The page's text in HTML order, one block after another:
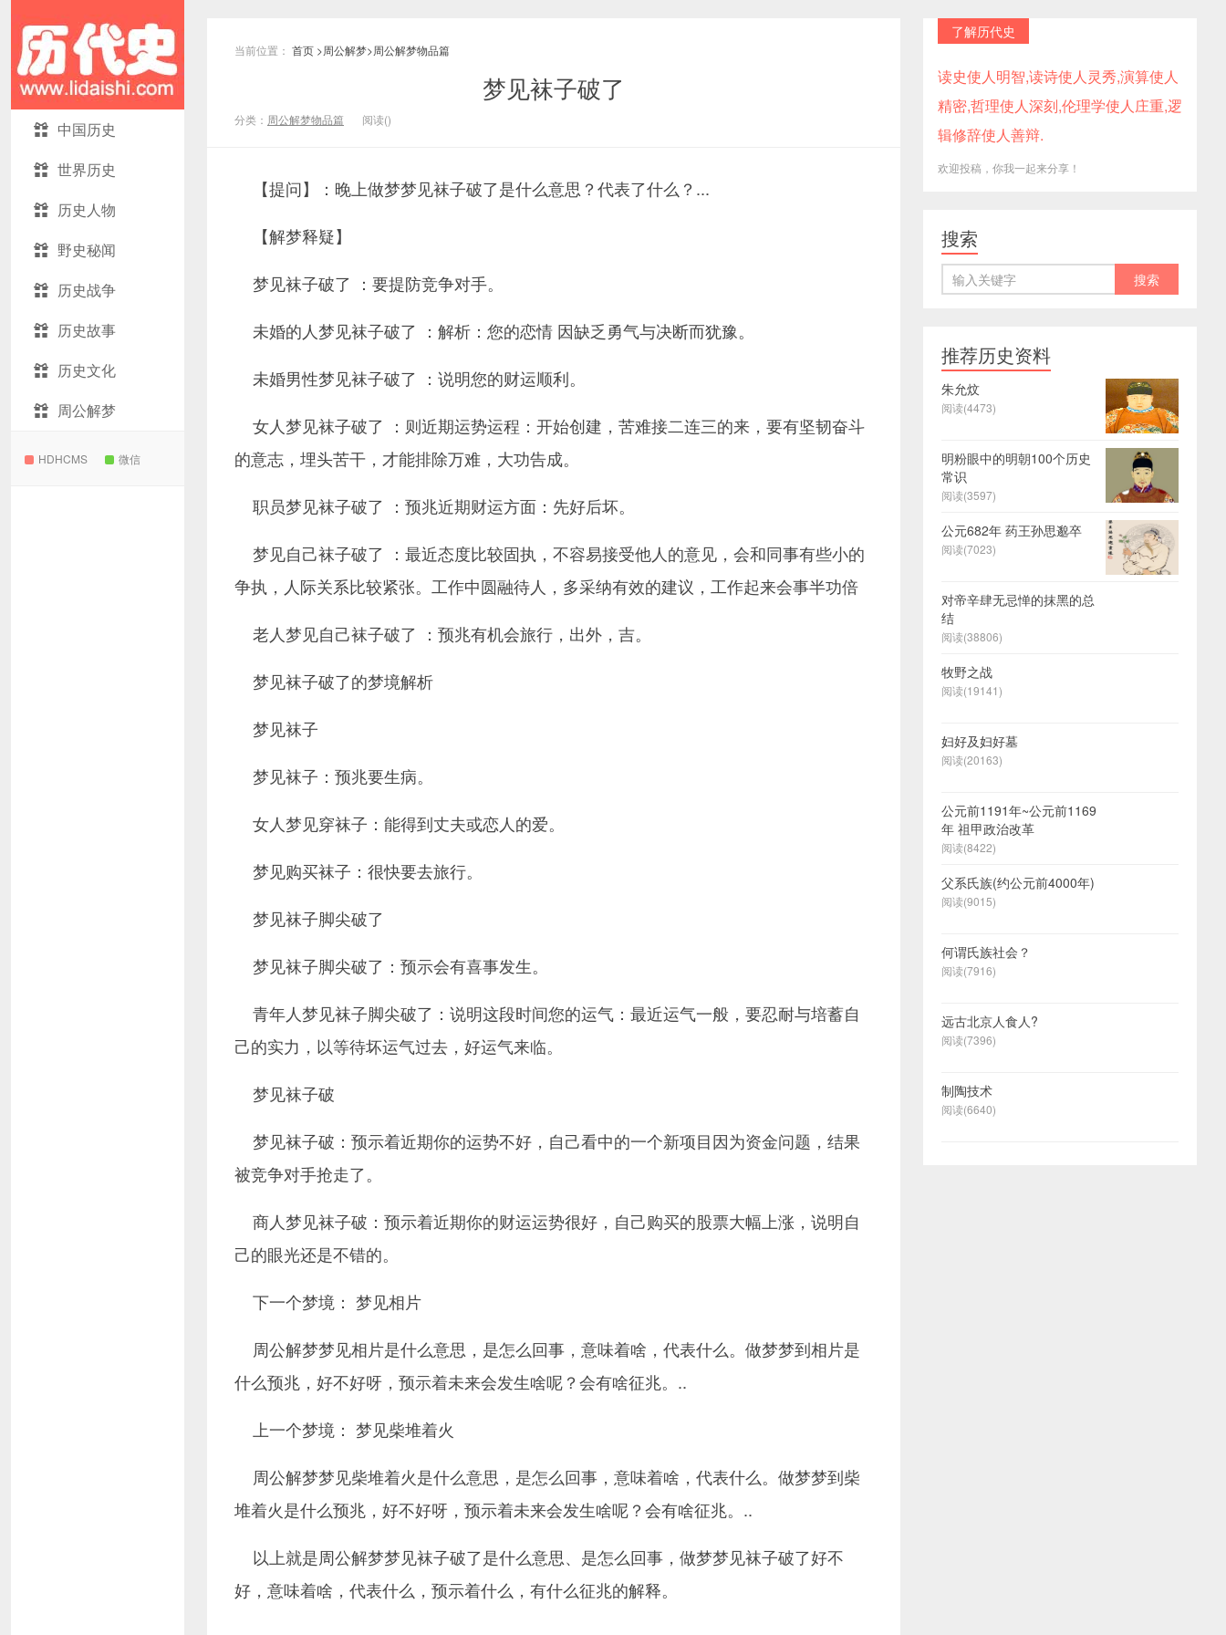
中国历史
世界历史
历史人物
野史秘闻
历史战争
历史故事
历史文化
周公解梦
HDHCMS 微信
当前位置： 首页 >周公解梦>周公解梦物品篇
梦见袜子破了
分类： 周公解梦物品篇 阅读()
【提问】：晚上做梦梦见袜子破了是什么意思？代表了什么？...
【解梦释疑】
梦见袜子破了 ：要提防竞争对手。
未婚的人梦见袜子破了 ：解析：您的恋情 因缺乏勇气与决断而犹豫。
未婚男性梦见袜子破了 ：说明您的财运顺利。
女人梦见袜子破了 ：则近期运势运程：开始创建，苦难接二连三的来，要有坚韧奋斗
的意志，埋头苦干，才能排除万难，大功告成。
职员梦见袜子破了 ：预兆近期财运方面：先好后坏。
梦见自己袜子破了 ：最近态度比较固执，不容易接受他人的意见，会和同事有些小的
争执，人际关系比较紧张。工作中圆融待人，多采纳有效的建议，工作起来会事半功倍
老人梦见自己袜子破了 ：预兆有机会旅行，出外，吉。
梦见袜子破了的梦境解析
梦见袜子
梦见袜子：预兆要生病。
女人梦见穿袜子：能得到丈夫或恋人的爱。
梦见购买袜子：很快要去旅行。
梦见袜子脚尖破了
梦见袜子脚尖破了：预示会有喜事发生。
青年人梦见袜子脚尖破了：说明这段时间您的运气：最近运气一般，要忍耐与培蓄自
己的实力，以等待坏运气过去，好运气来临。
梦见袜子破
梦见袜子破：预示着近期你的运势不好，自己看中的一个新项目因为资金问题，结果
被竞争对手抢走了。
商人梦见袜子破：预示着近期你的财运运势很好，自己购买的股票大幅上涨，说明自
己的眼光还是不错的。
下一个梦境： 梦见相片
周公解梦梦见相片是什么意思，是怎么回事，意味着啥，代表什么。做梦梦到相片是
什么预兆，好不好呀，预示着未来会发生啥呢？会有啥征兆。..
上一个梦境： 梦见柴堆着火
周公解梦梦见柴堆着火是什么意思，是怎么回事，意味着啥，代表什么。做梦梦到柴
堆着火是什么预兆，好不好呀，预示着未来会发生啥呢？会有啥征兆。..
以上就是周公解梦梦见袜子破了是什么意思、是怎么回事，做梦梦见袜子破了好不
好，意味着啥，代表什么，预示着什么，有什么征兆的解释。
了解历代史
读史使人明智,读诗使人灵秀,演算使人
精密,哲理使人深刻,伦理学使人庄重,逻
辑修辞使人善辩.
欢迎投稿，你我一起来分享！
搜索
推荐历史资料
朱允炆
阅读(4473)
明粉眼中的明朝100个历史
常识
阅读(3597)
公元682年 药王孙思邈卒
阅读(7023)
对帝辛肆无忌惮的抹黑的总
结
阅读(38806)
牧野之战
阅读(19141)
妇好及妇好墓
阅读(20163)
公元前1191年~公元前1169
年 祖甲政治改革
阅读(8422)
父系氏族(约公元前4000年)
阅读(9015)
何谓氏族社会？
阅读(7916)
远古北京人食人?
阅读(7396)
制陶技术
阅读(6640)